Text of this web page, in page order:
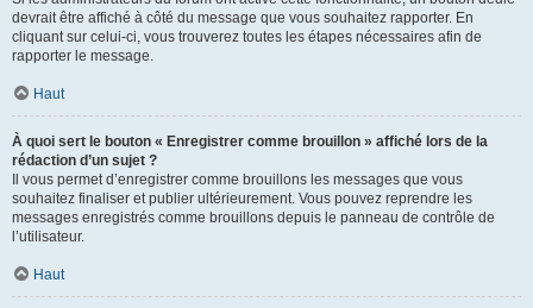
devrait être affiché à côté du message que vous souhaitez rapporter. En
cliquant sur celui-ci, vous trouverez toutes les étapes nécessaires afin de
rapporter le message.
Haut
À quoi sert le bouton « Enregistrer comme brouillon » affiché lors de la
rédaction d’un sujet ?
Il vous permet d’enregistrer comme brouillons les messages que vous
souhaitez finaliser et publier ultérieurement. Vous pouvez reprendre les
messages enregistrés comme brouillons depuis le panneau de contrôle de
l’utilisateur.
Haut